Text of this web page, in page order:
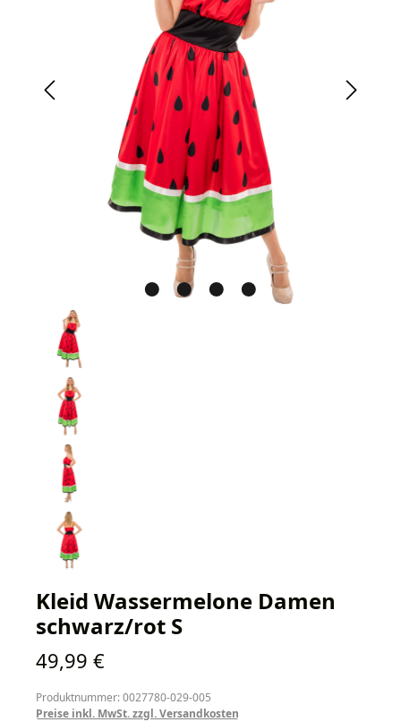
Kleid Wassermelone Damen
schwarz/rot S
Regulärer Preis:
49,99 €
Produktnummer: 0027780-029-005
Preise inkl. MwSt. zzgl. Versandkosten